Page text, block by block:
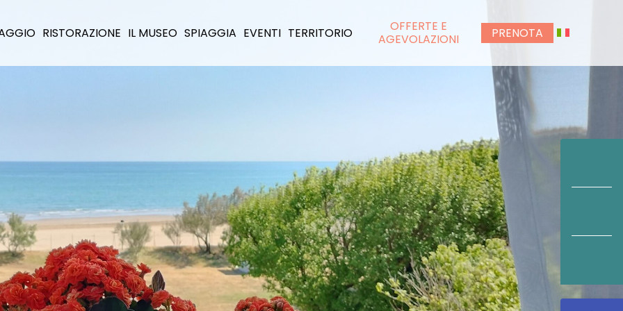
RISTORAZIONE IL MUSEO SPIAGGIA EVENTI TERRITORIO
OFFERTE E
AGEVOLAZIONI
PRENOTA